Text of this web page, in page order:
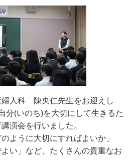
人科 陳央仁先生をお迎えし
分(いのち)を大切にして生きるた
演会を行いました。
ように大切にすればよいか」
よい」など、たくさんの貴重なお